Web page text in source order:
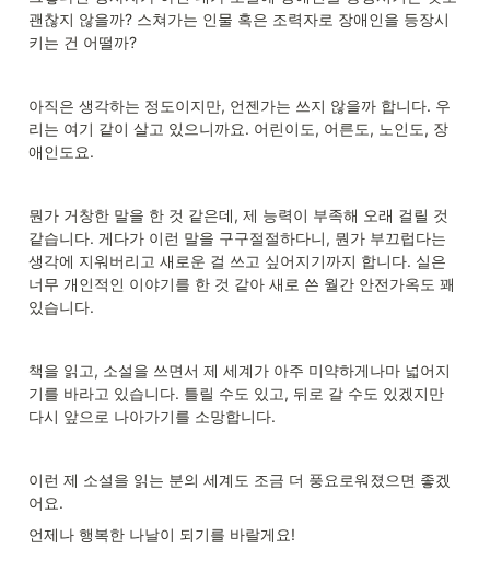
괜찮지 않을까? 스쳐가는 인물 혹은 조력자로 장애인을 등장시
키는 건 어떨까?
아직은 생각하는 정도이지만, 언젠가는 쓰지 않을까 합니다. 우
리는 여기 같이 살고 있으니까요. 어린이도, 어른도, 노인도, 장
애인도요.
뭔가 거창한 말을 한 것 같은데, 제 능력이 부족해 오래 걸릴 것
같습니다. 게다가 이런 말을 구구절절하다니, 뭔가 부끄럽다는
생각에 지워버리고 새로운 걸 쓰고 싶어지기까지 합니다. 실은
너무 개인적인 이야기를 한 것 같아 새로 쓴 월간 안전가옥도 꽤
있습니다.
책을 읽고, 소설을 쓰면서 제 세계가 아주 미약하게나마 넓어지
기를 바라고 있습니다. 틀릴 수도 있고, 뒤로 갈 수도 있겠지만
다시 앞으로 나아가기를 소망합니다.
이런 제 소설을 읽는 분의 세계도 조금 더 풍요로워졌으면 좋겠
어요.
언제나 행복한 나날이 되기를 바랄게요!